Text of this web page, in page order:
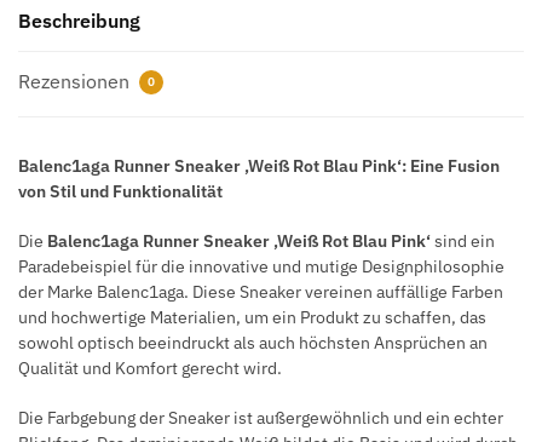
Top
Menge
Beschreibung
Rezensionen 0
Balenc1aga Runner Sneaker ‚Weiß Rot Blau Pink‘: Eine Fusion
von Stil und Funktionalität
Die Balenc1aga Runner Sneaker ‚Weiß Rot Blau Pink‘sind ein
Paradebeispiel für die innovative und mutige Designphilosophie
der Marke Balenc1aga. Diese Sneaker vereinen auffällige Farben
und hochwertige Materialien, um ein Produkt zu schaffen, das
sowohl optisch beeindruckt als auch höchsten Ansprüchen an
Qualität und Komfort gerecht wird.
Die Farbgebung der Sneaker ist außergewöhnlich und ein echter